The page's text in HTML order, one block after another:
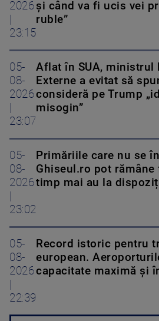
2026
23:15
și când va fi ucis vei
ruble”
05-
08-
2026
23:07
Aflat în SUA, ministrul
Externe a evitat să
consideră pe Trump
misogin”
05-
08-
2026
23:02
Primăriile care nu se
Ghiseul.ro pot
timp mai au la
05-
08-
2026
22:39
Record istoric pentru
european.
capacitate maximă și